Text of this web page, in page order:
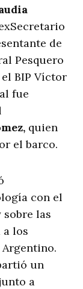
de
Pesquero
BIP Víctor
fue
quien
el barco.
con el
sobre las
los
un
a